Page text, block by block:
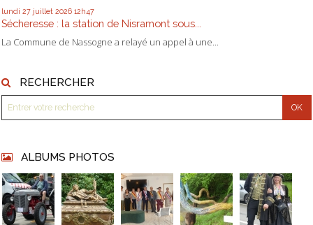
lundi 27 juillet 2026 12h47
Sécheresse : la station de Nisramont sous...
La Commune de Nassogne a relayé un appel à une...
RECHERCHER
ALBUMS PHOTOS